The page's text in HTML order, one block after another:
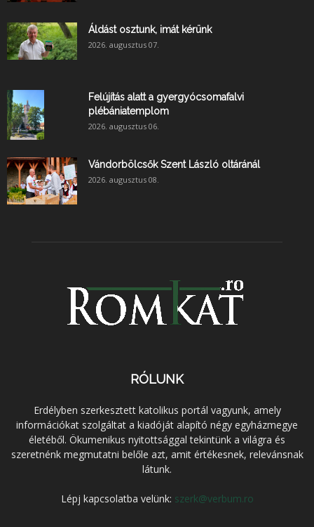
Áldást osztunk, imát kérünk
2026. augusztus 07.
Felújítás alatt a gyergyócsomafalvi
plébániatemplom
2026. augusztus 06.
Vándorbölcsők Szent László oltáránál
2026. augusztus 08.
RÓLUNK
Erdélyben szerkesztett katolikus portál vagyunk, amely
információkat szolgáltat a kiadóját alapító négy egyházmegye
életéből. Ökumenikus nyitottsággal tekintünk a világra és
szeretnénk megmutatni belőle azt, amit értékesnek, relevánsnak
látunk.
Lépj kapcsolatba velünk: szerk@verbum.ro